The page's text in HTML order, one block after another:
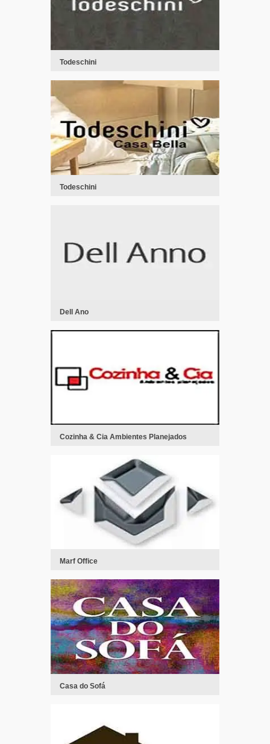
Todeschini
Todeschini
Dell Ano
Cozinha & Cia Ambientes Planejados
Marf Office
Casa do Sofá